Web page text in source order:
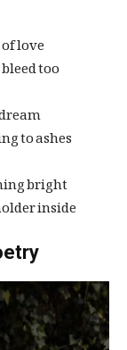
love
too
to ashes
bright
inside